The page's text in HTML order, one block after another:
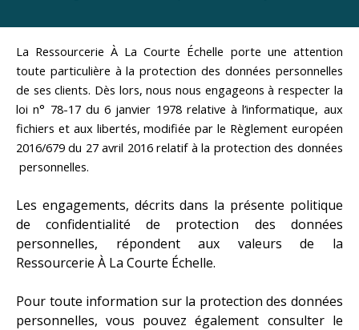
La Ressourcerie À La Courte Échelle porte une attention
toute particulière à la protection des données personnelles
de ses clients. Dès lors, nous nous engageons à respecter la
loi n° 78-17 du 6 janvier 1978 relative à l’informatique, aux
fichiers et aux libertés, modifiée par le Règlement européen
2016/679 du 27 avril 2016 relatif à la protection des données
personnelles.
Les engagements, décrits dans la présente politique
de confidentialité de protection des données
personnelles, répondent aux valeurs de la
Ressourcerie À La Courte Échelle.
Pour toute information sur la protection des données
personnelles, vous pouvez également consulter le